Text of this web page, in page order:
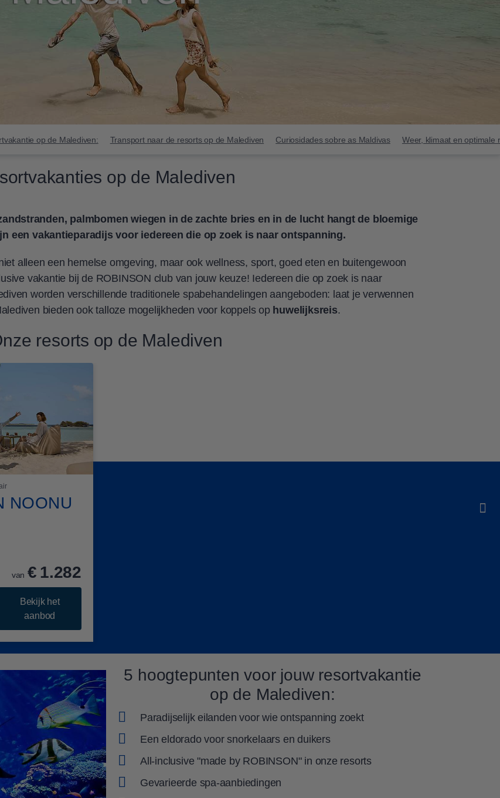
op de Malediven: Transport naar de resorts op de Malediven Curiosidades sobre as Maldivas Weer, klimaat en optimale
op de Malediven
palmbomen wiegen in de zachte bries en in de lucht hangt de bloemige
een vakantieparadijs voor iedereen die op zoek is naar ontspanning.
alleen een hemelse omgeving, maar ook wellness, sport, goed eten en buitengewoon
vakantie bij de ROBINSON club van jouw keuze! Iedereen die op zoek is naar
worden verschillende traditionele spabehandelingen aangeboden: laat je verwennen
bieden ook talloze mogelijkheden voor koppels op huwelijksreis.
resorts op de Malediven
NOONU
van € 1.282
Bekijk het
aanbod
5 hoogtepunten voor jouw resortvakantie
op de Malediven:
Paradijselijk eilanden voor wie ontspanning zoekt
Een eldorado voor snorkelaars en duikers
All-inclusive "made by ROBINSON" in onze resorts
Gevarieerde spa-aanbiedingen